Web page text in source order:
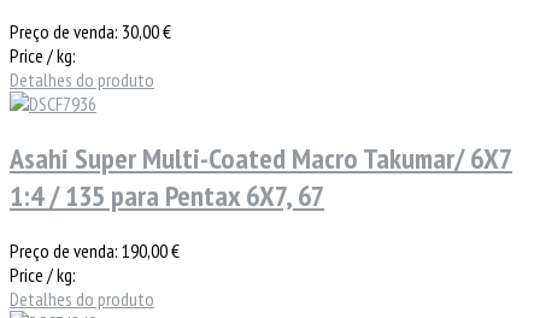
Preço de venda: 30,00 €
Price / kg:
Detalhes do produto
Asahi Super Multi-Coated Macro Takumar/ 6X7
1:4 / 135 para Pentax 6X7, 67
Preço de venda: 190,00 €
Price / kg:
Detalhes do produto